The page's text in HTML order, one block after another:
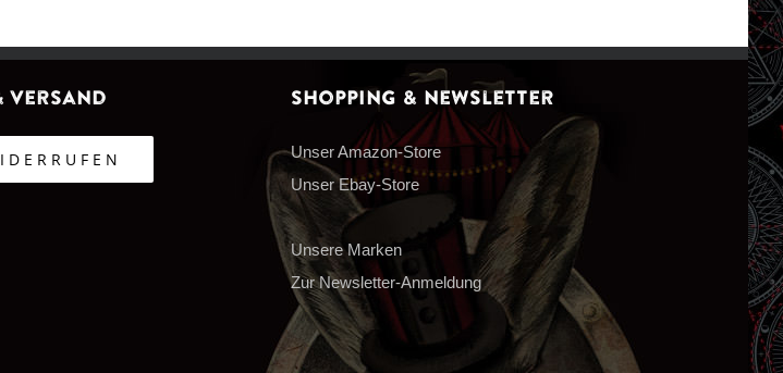
Versand Shopping & Newsletter
Unser Amazon-Store
Unser Ebay-Store
Unsere Marken
Zur Newsletter-Anmeldung